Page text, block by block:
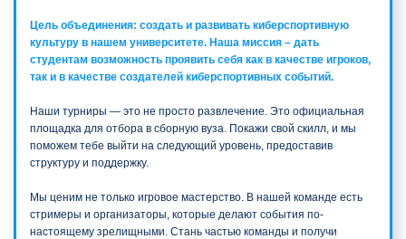
Цель объединения: создать и развивать киберспортивную
культуру в нашем университете. Наша миссия – дать
студентам возможность проявить себя как в качестве игроков,
так и в качестве создателей киберспортивных событий.
Наши турниры — это не просто развлечение. Это официальная
площадка для отбора в сборную вуза. Покажи свой скилл, и мы
поможем тебе выйти на следующий уровень, предоставив
структуру и поддержку.
Мы ценим не только игровое мастерство. В нашей команде есть
стримеры и организаторы, которые делают события по-
настоящему зрелищными. Стань частью команды и получи